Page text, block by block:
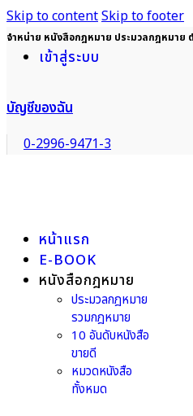
Skip to contentSkip to footer
จำหน่าย หนังสือกฎหมาย ประมวลกฎหมาย
เข้าสู่ระบบ
บัญชีของฉัน
0-2996-9471-3
หน้าแรก
E-BOOK
หนังสือกฎหมาย
ประมวลกฎหมาย
รวมกฎหมาย
10 อันดับหนังสือ
ขายดี
หมวดหนังสือ
ทั้งหมด